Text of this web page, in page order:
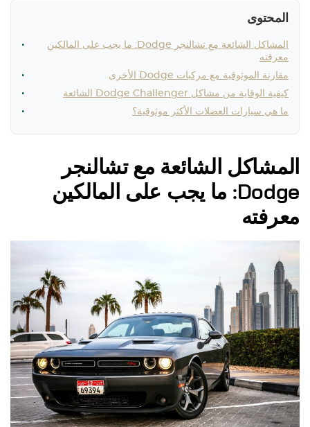
المحتوى
المشاكل الشائعة مع تشالنجر Dodge: ما يجب على المالكين
معرفته
مقارنة الموثوقية مع مركبات Dodge الأخرى
كيفية الوقاية من مشاكل Dodge Challenger الشائعة
ما هي سيارات العضلات الأكثر موثوقية؟
المشاكل الشائعة مع تشالنجر
Dodge: ما يجب على المالكين
معرفته